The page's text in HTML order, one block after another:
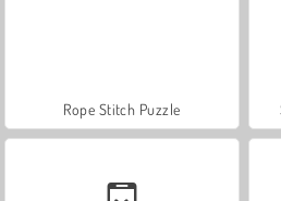
Rope Stitch Puzzle